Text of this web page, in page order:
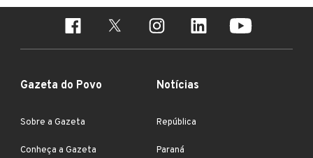
Gazeta do Povo
Sobre a Gazeta
Conheça a Gazeta
Notícias
República
Paraná